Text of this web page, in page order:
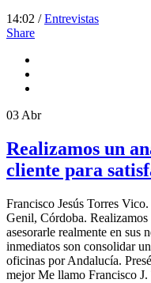
14:02 /Entrevistas
Share
03Abr
Realizamos un
cliente para
Francisco Jesús Torres
Genil, Córdoba.
asesorarle realmente en sus
inmediatos son consolidar
oficinas por Andalucía.
mejor Me llamo Francisco